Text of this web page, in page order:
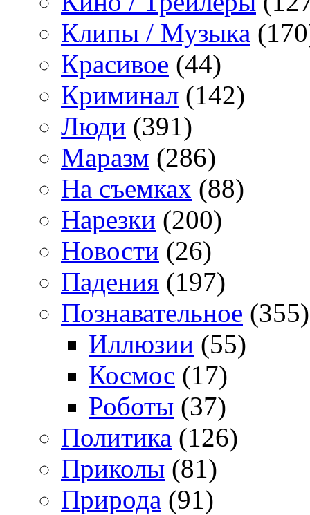
Клипы / Музыка
Красивое (44)
Криминал (142)
Люди (391)
Маразм (286)
На съемках (88)
Нарезки (200)
Новости (26)
Падения (197)
Познавательное (355)
Иллюзии (55)
Космос (17)
Роботы (37)
Политика (126)
Приколы (81)
Природа (91)